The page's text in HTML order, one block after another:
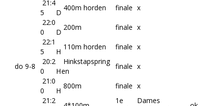
21:4
5
D
400m horden finale x
22:0
0
D
200m finale x
22:1
5
H
110m horden finale x
do 9-8
20:2
0
H
Hinkstapspring
en
finale x
21:0
0
H
800m finale x
21:2
1e
Dames